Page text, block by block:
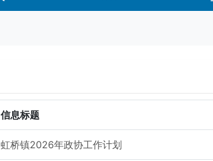
信息标题
虹桥镇2026年政协工作计划